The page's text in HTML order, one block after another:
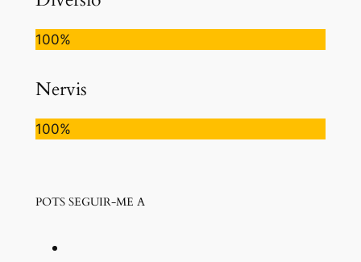
100%
Nervis
100%
POTS SEGUIR-ME A